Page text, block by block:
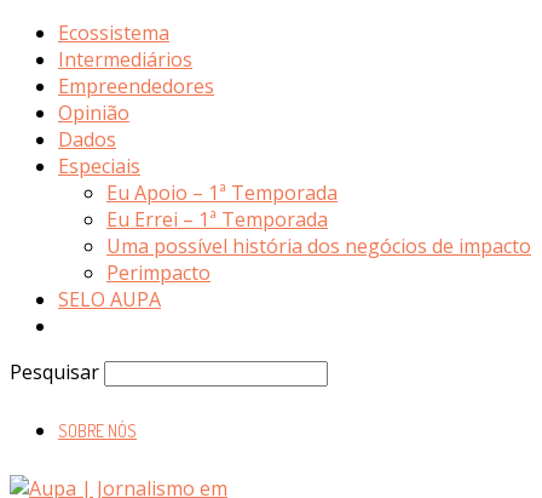
Ecossistema
Intermediários
Empreendedores
Opinião
Dados
Especiais
Eu Apoio – 1ª Temporada
Eu Errei – 1ª Temporada
Uma possível história dos negócios de impacto
Perimpacto
SELO AUPA
Pesquisar
SOBRE NÓS